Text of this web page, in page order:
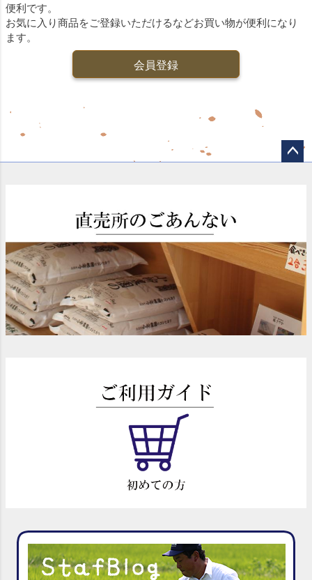
便利です。
お気に入り商品をご登録いただけるなどお買い物が便利になり
ます。
会員登録